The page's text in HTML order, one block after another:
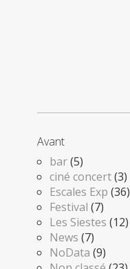
Avant
bar(5)
ciné concert(3)
Escales Exp (36)
Festival (7)
Les Siestes (12)
News (7)
NoData (9)